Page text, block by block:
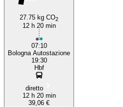
27.75 kg CO2
12 h 20 min
07:10
Bologna Autostazione
19:30
Hbf
diretto
12 h 20 min
39,06 €